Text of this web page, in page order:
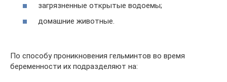
загрязненные открытые водоемы;
домашние животные.
По способу проникновения гельминтов во время
беременности их подразделяют на: